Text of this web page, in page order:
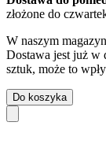
złożone do
W naszym
Dostawa jest już w
sztuk, może to
Do koszyka